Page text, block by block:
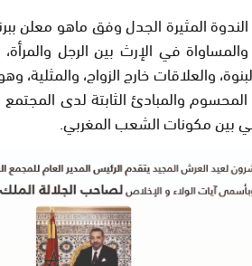
المثيرة الجدل وفق ماهو معلن
والمساواة في الإرث بين الرجل
والعلاقات خارج الزواج،
والمبادئ الثابتة لدى المجتمع
بين مكونات الشعب المغربي.